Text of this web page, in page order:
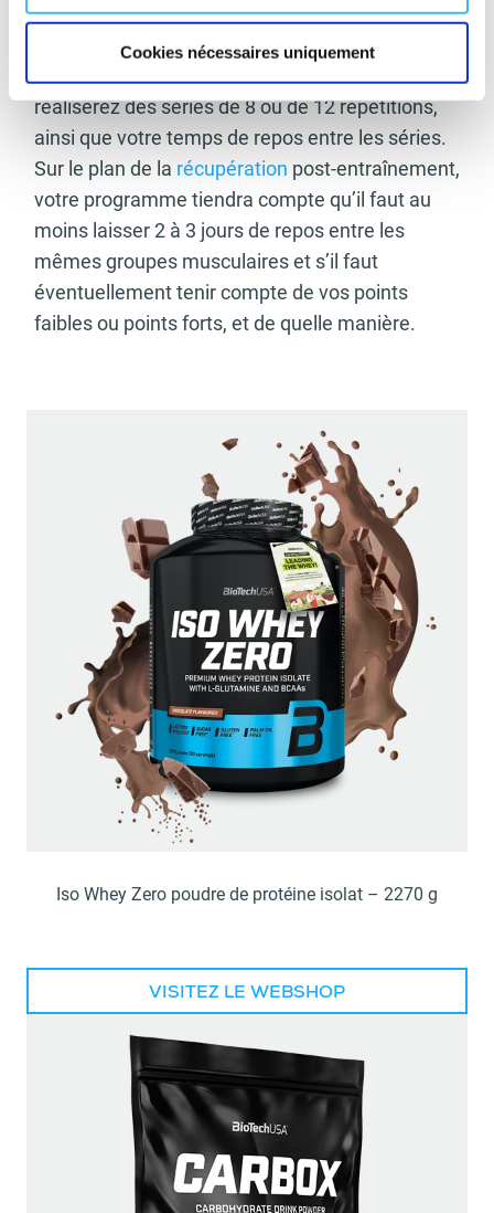
Cookies nécessaires uniquement
C’est à partir de ces deux critères que votre
coach déterminera si vous devez effectuer 3 ou
4 exercices par groupe musculaire, si vous
réaliserez des séries de 8 ou de 12 répétitions,
ainsi que votre temps de repos entre les séries.
Sur le plan de la récupération post-entraînement,
votre programme tiendra compte qu’il faut au
moins laisser 2 à 3 jours de repos entre les
mêmes groupes musculaires et s’il faut
éventuellement tenir compte de vos points
faibles ou points forts, et de quelle manière.
Iso Whey Zero poudre de protéine isolat – 2270 g
VISITEZ LE WEBSHOP